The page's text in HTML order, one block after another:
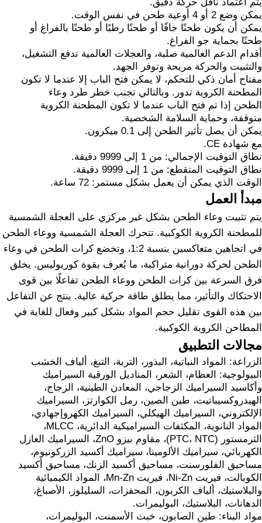
يتم اعتماد ناقل حركة دقيق.
يمكن وضع 2 أو 4 أوعية طحن في نفس الوقت.
يمكن أن يكون طحنًا جافًا أو طحنًا رطبًا أو طحنًا بالفراغ أو
طحنًا بحماية جو الفراغ.
أقدام الدعم العالمية صلبة، والعجلات العالمية تدفع التشغيل،
والتثبيت والحركة مريحة وتوفر الجهد.
مفتاح أمان ذكي للتحكم، لا يمكن فتح الباب إلا عندما لا تكون
المطحنة الكروية تدور. وبالتالي تجنب خطر طرد وعاء
الطحن إذا تم فتح الباب عندما لا تكون المطحنة الكروية
متوقفة، وحماية السلامة الشخصية.
يمكن أن يصل تأثير الطحن إلى 0.1 ميكرون.
مع شهادة CE.
نطاق التوقيت الإجمالي: من 1 إلى 9999 دقيقة.
نطاق التوقيت المتقطع: من 1 إلى 9999 دقيقة.
الوقت الذي يمكن أن يعمل بشكل مستمر: 72 ساعة.
مبدأ العمل
يتم تثبيت وعاء الطحن بشكل غير مركزي على العجلة الشمسية
للمطحنة الكروية الكوكبية. تتحرك العجلة الشمسية ووعاء الطحن
في اتجاهين متعاكسين بنسبة 1:2، وتخضع كرات الطحن في وعاء
الطحن لحركة دورانية متراكبة، ما يُعرف بقوة كوريوليس. يخلق
فرق السرعة بين كرات الطحن ووعاء الطحن تفاعلًا بين قوى
الاحتكاك والتأثير، مما يطلق طاقة حركية عالية. ينتج عن التفاعل
بين هذه القوى تقليل حجم المواد بشكل كبير وفعال للغاية في
المطاحن الكروية الكوكبية.
مجالات التطبيق
الزراعة: المواد النباتية، البذور، التربة، التبغ، ألياف الخشب
البيولوجية: العظام، الشعر، المناديل الورقية السيراميك
وأكاسيد السيراميك الزجاجي، المعادن الطينية، الزجاج،
الهيدروكسيباتيت، طين الصين، رمل الكوارتز، السيراميك
الإلكتروني، السيراميك الهيكلي، السيراميك الكهروإجهادي،
المواد النانوية، المكثفات السيراميكية الدائرية، MLCC،
الثرمستور (PTC، NTC)، مقاوم بيزو ZnO، السيراميك العازل
الكهربائي، سيراميك الألومينا، سيراميك أكسيد الزركونيوم،
مساحيق الفلورسنت، مساحيق أكسيد الزنك، مساحيق أكسيد
الكوبالت، فيريت Ni-Zn، فيريت Mn-Zn، المواد الكيميائية
والبلاستيك، ألياف الكربون، المحفزات، السليلوز، الأصباغ،
الدهانات، البلاستيك، البوليمرات.
مواد البناء: طين الصابون، خبث الأسمنت، البوليمرات،